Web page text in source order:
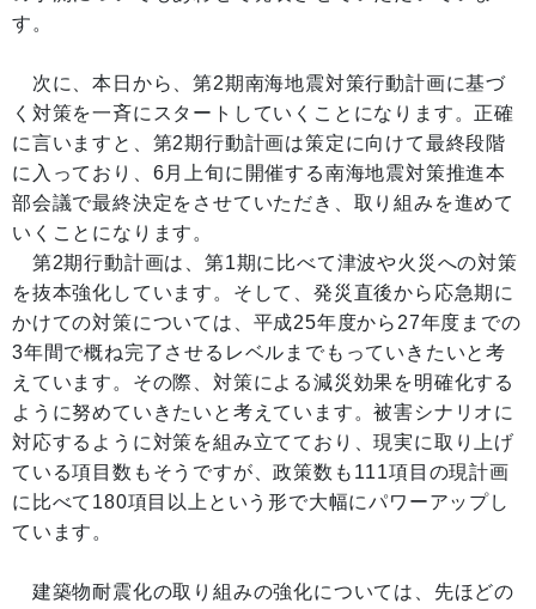
す。
次に、本日から、第2期南海地震対策行動計画に基づ
く対策を一斉にスタートしていくことになります。正確
に言いますと、第2期行動計画は策定に向けて最終段階
に入っており、6月上旬に開催する南海地震対策推進本
部会議で最終決定をさせていただき、取り組みを進めて
いくことになります。
第2期行動計画は、第1期に比べて津波や火災への対策
を抜本強化しています。そして、発災直後から応急期に
かけての対策については、平成25年度から27年度までの
3年間で概ね完了させるレベルまでもっていきたいと考
えています。その際、対策による減災効果を明確化する
ように努めていきたいと考えています。被害シナリオに
対応するように対策を組み立てており、現実に取り上げ
ている項目数もそうですが、政策数も111項目の現計画
に比べて180項目以上という形で大幅にパワーアップし
ています。
建築物耐震化の取り組みの強化については、先ほどの